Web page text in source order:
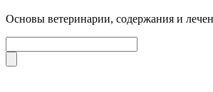
Основы ветеринарии, содержания и